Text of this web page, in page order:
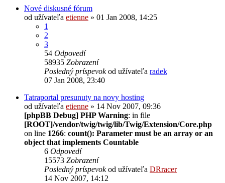
Nové diskusné fórum
od užívateľa etienne » 01 Jan 2008, 14:25
1
2
3
54 Odpovedí
58935 Zobrazení
Posledný príspevokod užívateľa radek
07 Jan 2008, 23:40
Tatraportal presunuty na novy hosting
od užívateľa etienne » 14 Nov 2007, 09:36
[phpBB Debug] PHP Warning: in file
[ROOT]/vendor/twig/twig/lib/Twig/Extension/Core.php
on line 1266: count(): Parameter must be an array or an
object that implements Countable
6 Odpovedí
15573 Zobrazení
Posledný príspevokod užívateľa DRracer
14 Nov 2007, 14:12